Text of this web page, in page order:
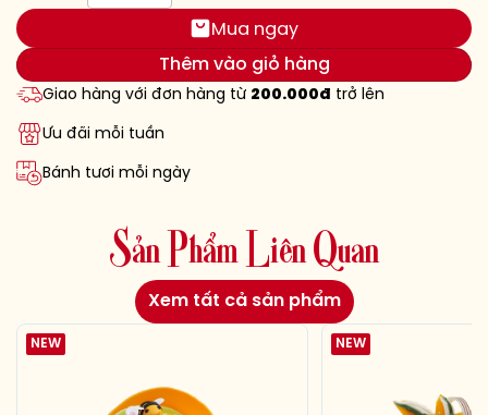
Mua ngay
Thêm vào giỏ hàng
Giao hàng với đơn hàng từ 200.000đ trở lên
Ưu đãi mỗi tuần
Bánh tươi mỗi ngày
Sản Phẩm Liên Quan
Xem tất cả sản phẩm
NEW NEW